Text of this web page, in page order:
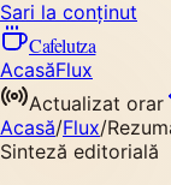
Sari la conținut
Cafelutza
AcasăFlux
Actualizat orar
Acasă/Flux/
Sinteză editorială